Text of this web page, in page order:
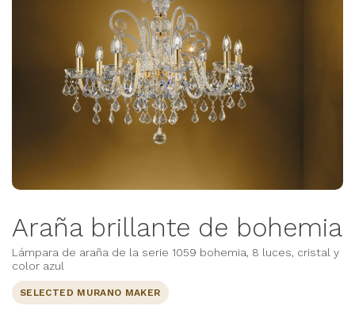
Araña brillante de bohemia
Lámpara de araña de la serie 1059 bohemia, 8 luces, cristal y
color azul
SELECTED MURANO MAKER